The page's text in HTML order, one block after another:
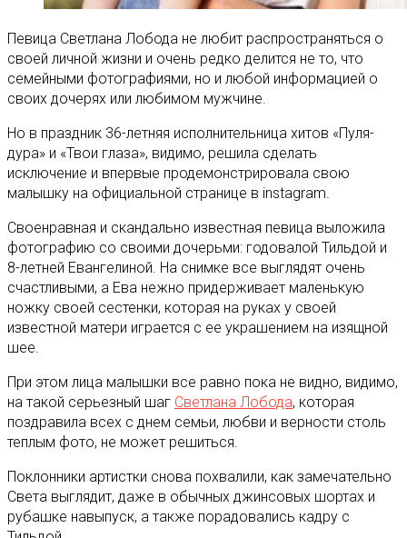
Певица Светлана Лобода не любит распространяться о
своей личной жизни и очень редко делится не то, что
семейными фотографиями, но и любой информацией о
своих дочерях или любимом мужчине.
Но в праздник 36-летняя исполнительница хитов «Пуля-
дура» и «Твои глаза», видимо, решила сделать
исключение и впервые продемонстрировала свою
малышку на официальной странице в instagram.
Своенравная и скандально известная певица выложила
фотографию со своими дочерьми: годовалой Тильдой и
8-летней Евангелиной. На снимке все выглядят очень
счастливыми, а Ева нежно придерживает маленькую
ножку своей сестенки, которая на руках у своей
известной матери играется с ее украшением на изящной
шее.
При этом лица малышки все равно пока не видно, видимо,
на такой серьезный шаг Светлана Лобода, которая
поздравила всех с днем семьи, любви и верности столь
теплым фото, не может решиться.
Поклонники артистки снова похвалили, как замечательно
Света выглядит, даже в обычных джинсовых шортах и
рубашке навыпуск, а также порадовались кадру с